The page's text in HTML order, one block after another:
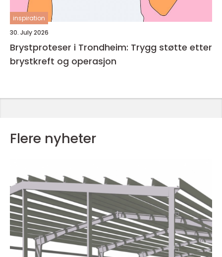
inspiration
30. July 2026
Brystproteser i Trondheim: Trygg støtte etter
brystkreft og operasjon
Flere nyheter